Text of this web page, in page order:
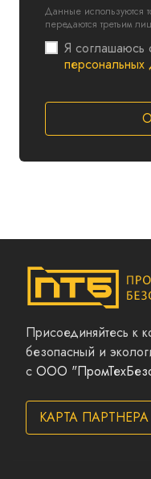
Данные используются
передаются третьим
Я соглашаюсь
персональных
Присоединяйтесь к
безопасный и
с ООО
КАРТА ПАРТНЕРА